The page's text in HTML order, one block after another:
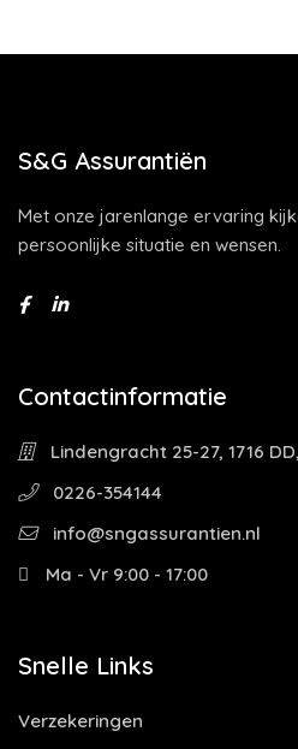
S&G Assurantiën
Met onze jarenlange ervaring
persoonlijke situatie en wensen.
Contactinformatie
Lindengracht 25-27, 1716
0226-354144
info@sngassurantien.nl
Ma - Vr 9:00 - 17:00
Snelle Links
Verzekeringen